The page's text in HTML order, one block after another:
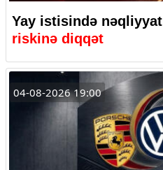
Yay istisində
riskinə diqqət
04-08-2026 19:00